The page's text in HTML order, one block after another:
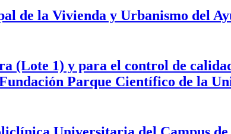
de la Vivienda y Urbanismo del
(Lote 1) y para el control de
Parque Científico de la